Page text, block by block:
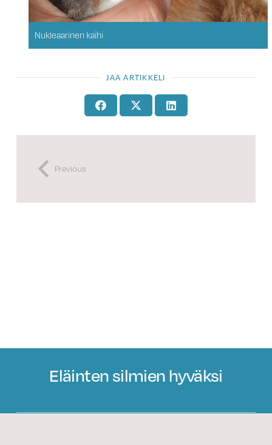
Nukleaarinen kaihi
JAA ARTIKKELI
Previous
Eläinten silmien hyväksi